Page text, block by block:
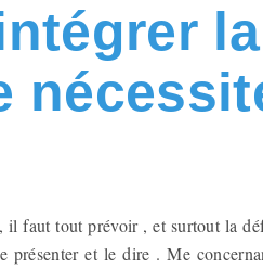
la
il faut tout prévoir , et surtout la
présenter et le dire . Me